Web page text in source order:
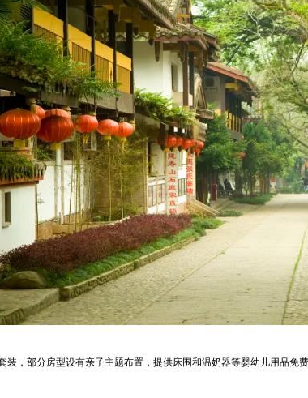
装，部分房型设有亲子主题布置，提供床围和温奶器等婴幼儿用品免费